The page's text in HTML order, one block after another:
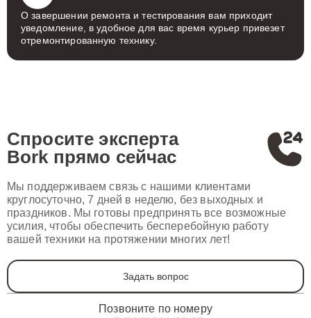
О завершении ремонта и тестирования вам приходит
уведомление, в удобное для вас время курьер привезет
отремонтированную технику.
Спросите эксперта
Bork прямо сейчас
Мы поддерживаем связь с нашими клиентами
круглосуточно, 7 дней в неделю, без выходных и
праздников. Мы готовы предпринять все возможные
усилия, чтобы обеспечить бесперебойную работу
вашей техники на протяжении многих лет!
Задать вопрос
Позвоните по номеру